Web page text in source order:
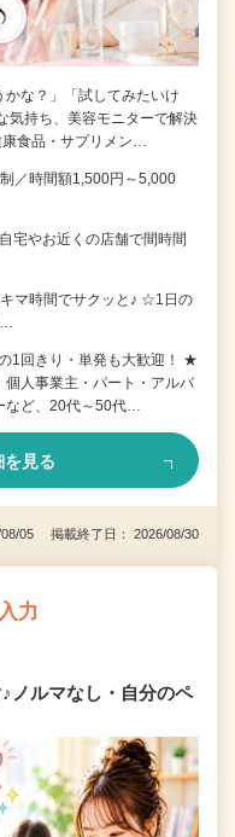
かな？」「試してみたいけ
気持ち、美容モニターで解決
食品・サプリメン…
／時間額1,500円～5,000
やお近くの店舗で間時間
マ時間でサクッと♪ ☆1日の
1回きり・単発も大歓迎！ ★
人事業主・パート・アルバ
など、20代～50代…
を見る
08/05 掲載終了日： 2026/08/30
力
ノルマなし・自分のペ